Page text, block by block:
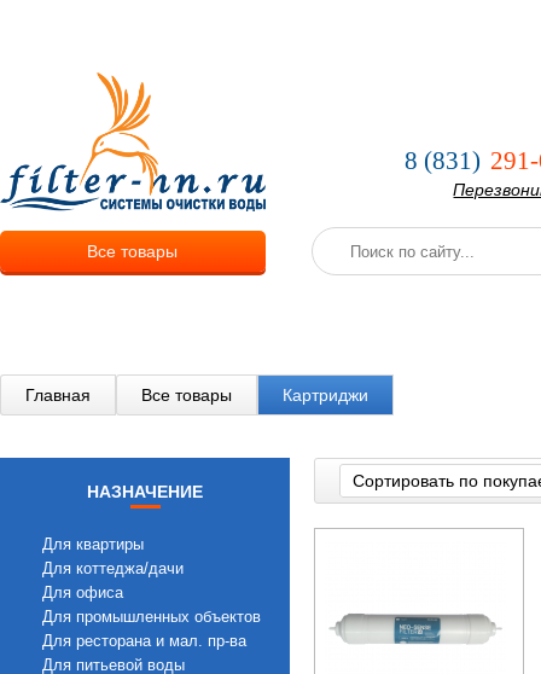
Все товары
8 (831)
Главная Все товары Картриджи
НАЗНАЧЕНИЕ
Для квартиры
Для коттеджа/дачи
Для офиса
Для промышленных объектов
Для ресторана и мал. пр-ва
Для питьевой воды
Сортировать по